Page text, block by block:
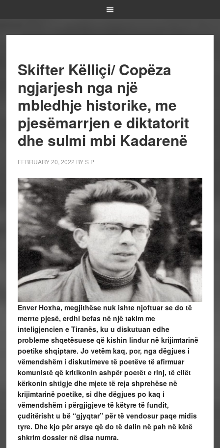
Skifter Këlliçi/ Copëza
ngjarjesh nga një
mbledhje historike, me
pjesëmarrjen e diktatorit
dhe sulmi mbi Kadarenë
FEBRUARY 20, 2022 BYS P
Enver Hoxha, megjithëse nuk ishte njoftuar se do të
merrte pjesë, erdhi befas në një takim me
inteligjencien e Tiranës, ku u diskutuan edhe
probleme shqetësuese që kishin lindur në krijimtarinë
poetike shqiptare. Jo vetëm kaq, por, nga dëgjues i
vëmendshëm i diskutimeve të poetëve të afirmuar
komunistë që kritikonin ashpër poetët e rinj, të cilët
kërkonin shtigje dhe mjete të reja shprehëse në
krijimtarinë poetike, si dhe dëgjues po kaq i
vëmendshëm i përgjigjeve të këtyre të fundit,
çuditërisht u bë “gjyqtar” për të vendosur paqe midis
tyre. Dhe kjo për arsye që do të dalin në pah në këtë
shkrim dossier në disa numra.